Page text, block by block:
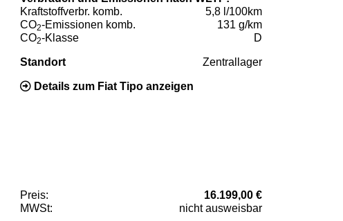
Kraftstoffverbr. komb.
5,8 l/100km
CO2-Emissionen komb.
131 g/km
CO2-Klasse D
Standort Zentrallager
Details zum Fiat Tipo anzeigen
Preis:
16.199,00 €
MWSt:
nicht ausweisbar